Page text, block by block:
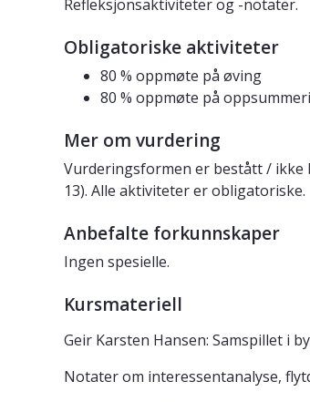
Refleksjonsaktiviteter og -notater.
Obligatoriske aktiviteter
80 % oppmøte på øving
80 % oppmøte på
Mer om vurdering
Vurderingsformen er bestått / ikke
13). Alle aktiviteter er obligatoriske.
Anbefalte forkunnskaper
Ingen spesielle.
Kursmateriell
Geir Karsten Hansen: Samspillet i
Notater om interessentanalyse,